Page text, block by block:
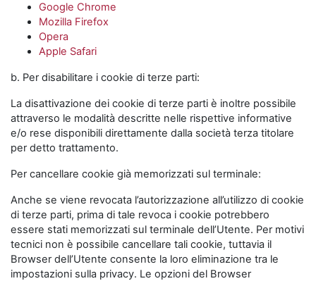
Google Chrome
Mozilla Firefox
Opera
Apple Safari
b. Per disabilitare i cookie di terze parti:
La disattivazione dei cookie di terze parti è inoltre possibile
attraverso le modalità descritte nelle rispettive informative
e/o rese disponibili direttamente dalla società terza titolare
per detto trattamento.
Per cancellare cookie già memorizzati sul terminale:
Anche se viene revocata l’autorizzazione all’utilizzo di cookie
di terze parti, prima di tale revoca i cookie potrebbero
essere stati memorizzati sul terminale dell’Utente. Per motivi
tecnici non è possibile cancellare tali cookie, tuttavia il
Browser dell’Utente consente la loro eliminazione tra le
impostazioni sulla privacy. Le opzioni del Browser